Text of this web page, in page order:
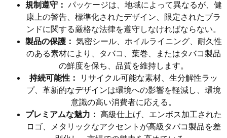
規制遵守： パッケージは、地域によって異なるが、健
康上の警告、標準化されたデザイン、限定されたブラ
ンドに関する厳格な法律を遵守しなければならない。
製品の保護： 気密シール、ホイルライニング、耐久性
のある素材により、タバコ、葉巻、またはタバコ製品
の鮮度を保ち、品質を維持します。
持続可能性：
リサイクル可能な素材、生分解性ラッ
プ、革新的なデザインは環境への影響を軽減し、環境
意識の高い消費者に応える。
プレミアムな魅力： 高級仕上げ、エンボス加工された
ロゴ、メタリックなアクセントが高級タバコ製品を差